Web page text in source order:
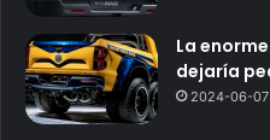
La
dejaría
2024-06-07